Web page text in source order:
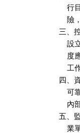
三、
工
四、
五、